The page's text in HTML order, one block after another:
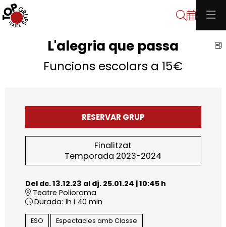
Cerca
L'alegria que passa
Funcions escolars a 15€
RESERVAR GRUP
Finalitzat
Temporada 2023-2024
Del dc. 13.12.23 al dj. 25.01.24 |10:45 h
Teatre Poliorama
Durada: 1h i 40 min
ESO
Espectacles amb Classe